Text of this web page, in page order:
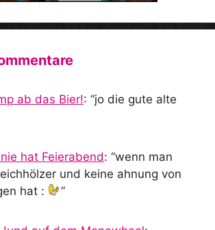
ab das Bier!: “jo die gute alte
hat Feierabend: “wenn man
und keine ahnung von
hat :
”